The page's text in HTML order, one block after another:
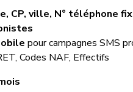
CP, ville, N° téléphone
pour campagnes SMS
Codes NAF, Effectifs